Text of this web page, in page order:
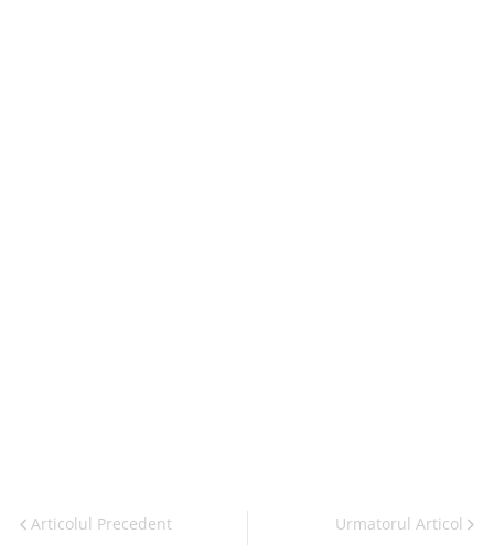
Articolul Precedent Urmatorul Articol